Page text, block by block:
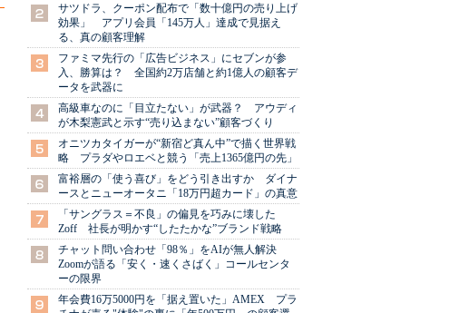
サツドラ、クーポン配布で「数十億円の売り上げ
効果」 アプリ会員「145万人」達成で見据え
る、真の顧客理解
ファミマ先行の「広告ビジネス」にセブンが参
入、勝算は？ 全国約2万店舗と約1億人の顧客デ
ータを武器に
高級車なのに「目立たない」が武器？ アウディ
が木梨憲武と示す“売り込まない”顧客づくり
オニツカタイガーが“新宿ど真ん中”で描く世界戦
略 プラダやロエベと競う「売上1365億円の先」
富裕層の「使う喜び」をどう引き出すか ダイナ
ースとニューオータニ「18万円超カード」の真意
「サングラス＝不良」の偏見を巧みに壊した
Zoff 社長が明かす“したたかな”ブランド戦略
チャット問い合わせ「98％」をAIが無人解決
Zoomが語る「安く・速くさばく」コールセンタ
ーの限界
年会費16万5000円を「据え置いた」AMEX プラ